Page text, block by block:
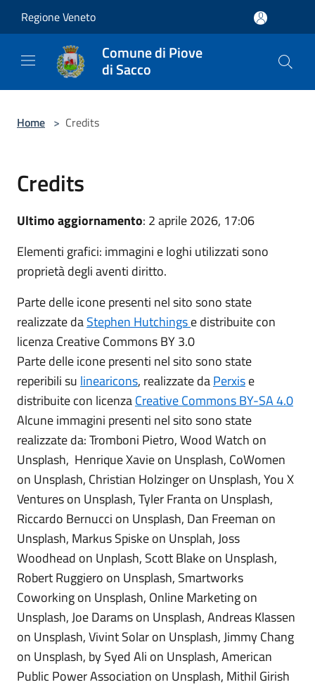
Regione Veneto
Comune di Piove
di Sacco
Home > Credits
Credits
Ultimo aggiornamento: 2 aprile 2026, 17:06
Elementi grafici: immagini e loghi utilizzati sono
proprietà degli aventi diritto.
Parte delle icone presenti nel sito sono state
realizzate daStephen Hutchingse distribuite con
licenza Creative Commons BY 3.0
Parte delle icone presenti nel sito sono state
reperibili su linearicons, realizzate daPerxise
distribuite con licenzaCreative Commons BY-SA 4.0
Alcune immagini presenti nel sito sono state
realizzate da: Tromboni Pietro, Wood Watch on
Unsplash, Henrique Xavie on Unsplash, CoWomen
on Unsplash, Christian Holzinger on Unsplash, You X
Ventures on Unsplash, Tyler Franta on Unsplash,
Riccardo Bernucci on Unsplash, Dan Freeman on
Unsplash, Markus Spiske on Unsplah, Joss
Woodhead on Unplash, Scott Blake on Unsplash,
Robert Ruggiero on Unsplash, Smartworks
Coworking on Unsplash, Online Marketing on
Unsplash, Joe Darams on Unsplash, Andreas Klassen
on Unsplash, Vivint Solar on Unsplash, Jimmy Chang
on Unsplash, by Syed Ali on Unsplash, American
Public Power Association on Unsplash, Mithil Girish